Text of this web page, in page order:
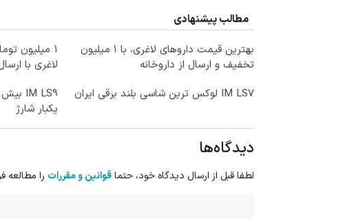
مطالب پیشنهادی
بهترین قیمت داروهای لاغری، با ۱ میلیون
تخفیف و ارسال از داروخانه‌
1 میلیون
لاغری با
IM LS7 لوکس ترین شاسی بلند برقی ایران
یکبار شارژ
دیدگاه‌ها
لطفا قبل از ارسال دیدگاه خود، حتماقوانین و مقررات را مطالعه